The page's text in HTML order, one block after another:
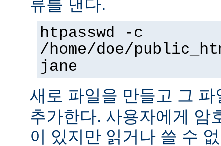
류를 낸다.
htpasswd -c
/home/doe/
jane
새로 파일을 만들고 그
추가한다. 사용자에게 암
이 있지만 읽거나 쓸 수